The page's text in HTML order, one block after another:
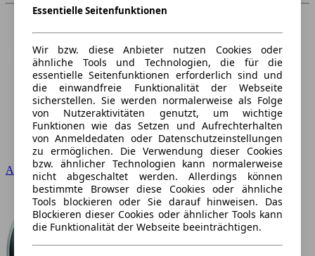
Audi
Essentielle Seitenfunktionen
Wir bzw. diese Anbieter nutzen Cookies oder
ähnliche Tools und Technologien, die für die
essentielle Seitenfunktionen erforderlich sind und
die einwandfreie Funktionalität der Webseite
sicherstellen. Sie werden normalerweise als Folge
von Nutzeraktivitäten genutzt, um wichtige
Funktionen wie das Setzen und Aufrechterhalten
von Anmeldedaten oder Datenschutzeinstellungen
zu ermöglichen. Die Verwendung dieser Cookies
bzw. ähnlicher Technologien kann normalerweise
nicht abgeschaltet werden. Allerdings können
bestimmte Browser diese Cookies oder ähnliche
Tools blockieren oder Sie darauf hinweisen. Das
Blockieren dieser Cookies oder ähnlicher Tools kann
die Funktionalität der Webseite beeinträchtigen.